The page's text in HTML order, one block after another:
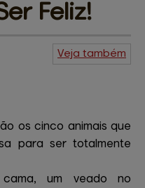
Feliz!
Veja também
os cinco animais que
para ser totalmente
um veado no